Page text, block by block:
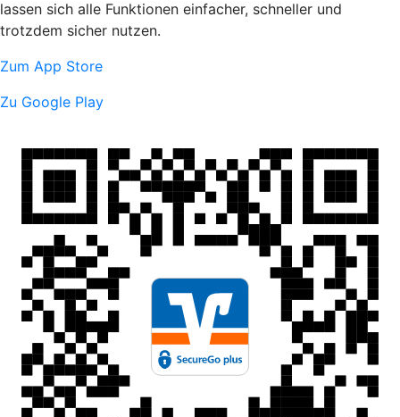
lassen sich alle Funktionen einfacher, schneller und
trotzdem sicher nutzen.
Zum App Store
Zu Google Play